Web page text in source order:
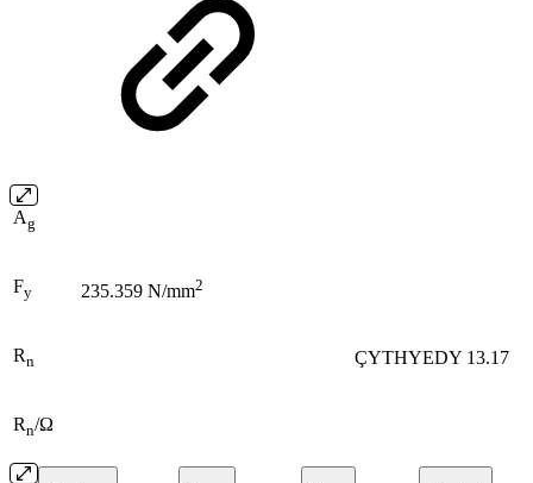
Ag
Fy 235.359 N/mm2
Rn ÇYTHYEDY 13.17
Rn/Ω